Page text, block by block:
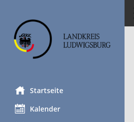
Startseite
Kalender